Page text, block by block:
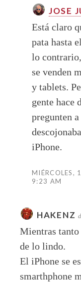
JOSE
Está claro
pata hasta
lo
se venden
y tablets.
gente hace
pregunten
iPhone.
MIÉRCOLES,
9:23 AM
HAKENZ
Mientras
de lo lindo.
El iPhone se
smarthphone